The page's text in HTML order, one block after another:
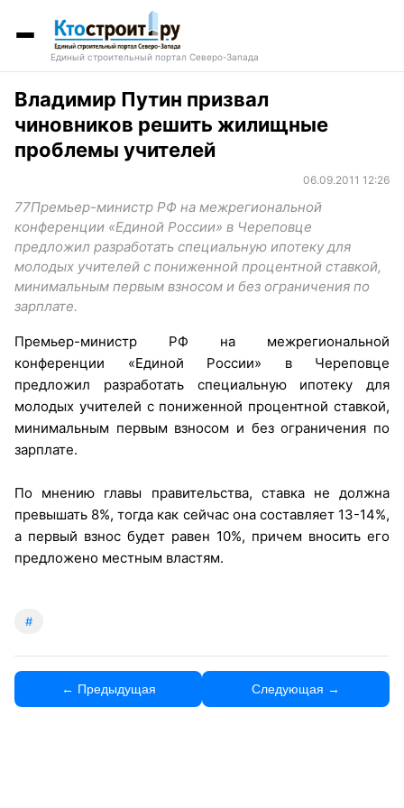
Единый строительный портал Северо-Запада
Владимир Путин призвал
чиновников решить жилищные
проблемы учителей
06.09.2011 12:26
77Премьер-министр РФ на межрегиональной
конференции «Единой России» в Череповце
предложил разработать специальную ипотеку для
молодых учителей с пониженной процентной ставкой,
минимальным первым взносом и без ограничения по
зарплате.
Премьер-министр РФ на межрегиональной
конференции «Единой России» в Череповце
предложил разработать специальную ипотеку для
молодых учителей с пониженной процентной ставкой,
минимальным первым взносом и без ограничения по
зарплате.
По мнению главы правительства, ставка не должна
превышать 8%, тогда как сейчас она составляет 13-14%,
а первый взнос будет равен 10%, причем вносить его
предложено местным властям.
#
← Предыдущая Следующая →